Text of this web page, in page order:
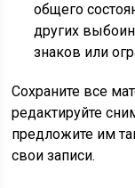
общего
других
знаков или
Сохраните все
редактируйте
предложите им
свои записи.